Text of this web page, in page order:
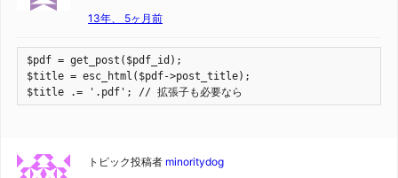
13年、 5ヶ月前
$pdf = get_post($pdf_id);
$title = esc_html($pdf->post_title);
$title .= '.pdf'; // 拡張子も必要なら
トピック投稿者 minoritydog